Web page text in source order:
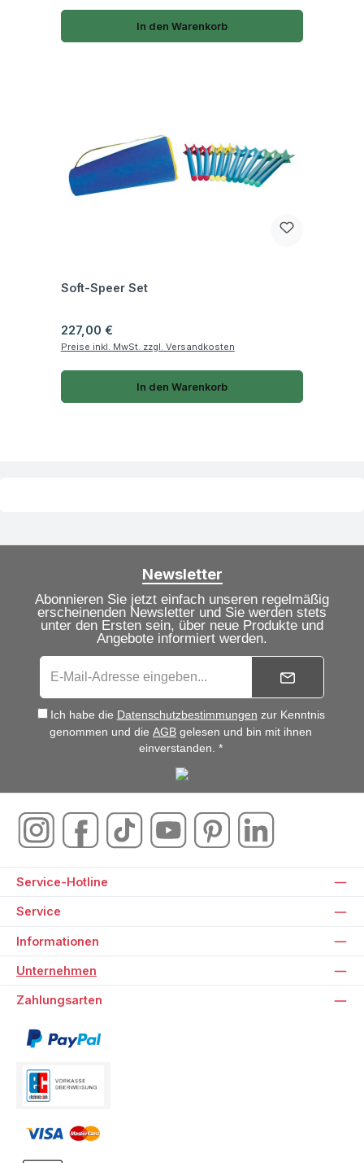
In den Warenkorb
Soft-Speer Set
Regulärer Preis:
227,00 €
Preise inkl. MwSt. zzgl. Versandkosten
In den Warenkorb
Newsletter
Abonnieren Sie jetzt einfach unseren regelmäßig
erscheinenden Newsletter und Sie werden stets
unter den Ersten sein, über neue Produkte und
Angebote informiert werden.
Ich habe die Datenschutzbestimmungen zur Kenntnis
genommen und die AGB gelesen und bin mit ihnen
einverstanden. *
Service-Hotline
Service
Informationen
Unternehmen
Zahlungsarten